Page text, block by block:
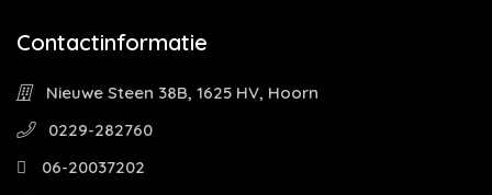
Contactinformatie
Nieuwe Steen 38B, 1625 HV, Hoorn
0229-282760
06-20037202